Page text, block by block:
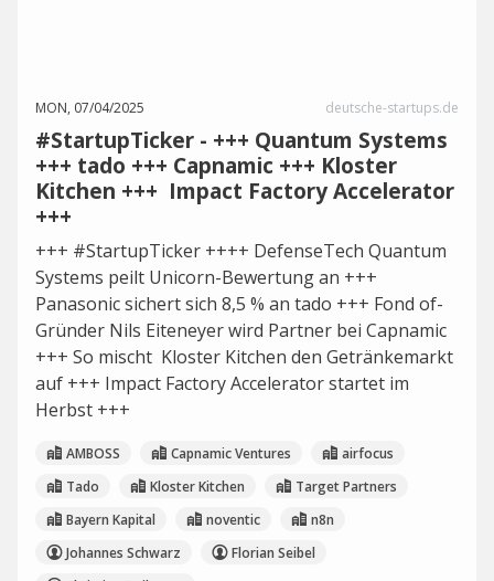
MON, 07/04/2025 deutsche-startups.de
#StartupTicker - +++ Quantum Systems
+++ tado +++ Capnamic +++ Kloster
Kitchen +++ Impact Factory Accelerator
+++
+++ #StartupTicker ++++ DefenseTech Quantum
Systems peilt Unicorn-Bewertung an +++
Panasonic sichert sich 8,5 % an tado +++ Fond of-
Gründer Nils Eiteneyer wird Partner bei Capnamic
+++ So mischt Kloster Kitchen den Getränkemarkt
auf +++ Impact Factory Accelerator startet im
Herbst +++
AMBOSS Capnamic Ventures
airfocus
Tado
Kloster Kitchen
Target Partners
Bayern Kapital
noventic
n8n
Johannes Schwarz
Florian Seibel